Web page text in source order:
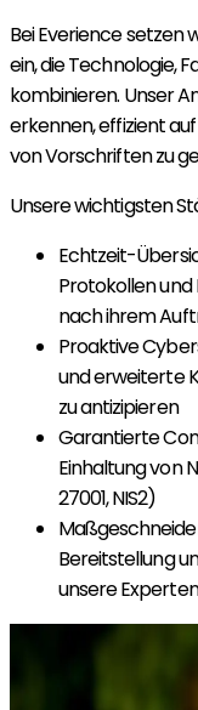
Bei Everience setzen
ein, die Technologie,
kombinieren. Unser
erkennen, effizient
von Vorschriften zu
Unsere wichtigsten
Echtzeit-
Protokollen und
nach ihrem
Proaktive
und erweiterte
zu antizipieren
Garantierte
Einhaltung von
27001, NIS2)
Bereitstellung
unsere Experten